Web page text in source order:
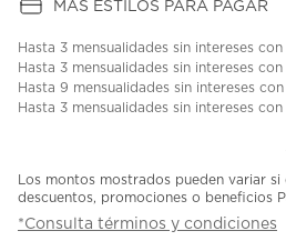
MÁS ESTILOS PARA PAGAR
Hasta 3 mensualidades sin intereses con
Hasta 3 mensualidades sin intereses con
Hasta 9 mensualidades sin intereses con
Hasta 3 mensualidades sin intereses con
Los montos mostrados pueden variar
descuentos, promociones o beneficios
*Consulta términos y condiciones